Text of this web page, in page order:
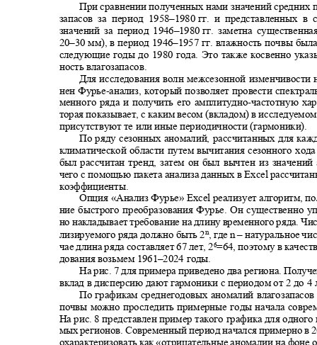
При сравнении полученных нами значений средних
запасов за период 1958–1980 гг. и представленных
значений за период 1946–1980гг. заметна
20–30мм), в период 1946–1957 гг. влажность почвы
следующие годы до 1980 года. Это также косвенно
ность влагозапасов.
Для исследования волн межсезонной
нен Фурье-анализ, который позволяет провести
менного ряда и получить его амплитудно-частотную
торая показывает, с каким весом (вкладом) в
присутствуют те или иные периодичности (гармоники).
По ряду сезонных аномалий, рассчитанных для
климатической области путем вычитания сезонного
был рассчитан тренд, затем он был вычтен из
чего с помощью пакета анализа данных вExcel
коэффициенты.
Опция «Анализ Фурье» Excel реализует алгоритм,
ние быстрого преобразования Фурье. Он существенно
но накладывает требование на длину временного ряда.
лизируемого ряда должно быть 2n, где n–натуральное
чае длина ряда составляет 67 лет, 26=64, поэтому в
дования возьмем 1961–2024 годы.
На рис. 7 для примера приведено два региона.
вклад в дисперсию дают гармоники с периодом от 2 до 4
По графикам среднегодовых аномалий
почвы можно проследить примерные годы начала
На рис. 8 представлен пример такого графика для
мых регионов. Современный период начался примерно в
охарактеризовать как «отрицательные аномалии на фоне